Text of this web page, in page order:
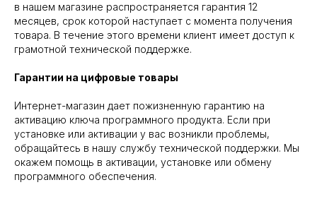
в нашем магазине распространяется гарантия 12
месяцев, срок которой наступает с момента получения
товара. В течение этого времени клиент имеет доступ к
грамотной технической поддержке.
Гарантии на цифровые товары
Интернет-магазин дает пожизненную гарантию на
активацию ключа программного продукта. Если при
установке или активации у вас возникли проблемы,
обращайтесь в нашу службу технической поддержки. Мы
окажем помощь в активации, установке или обмену
программного обеспечения.